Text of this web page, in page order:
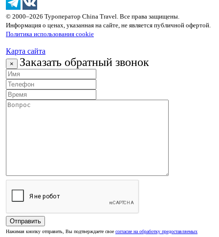
© 2000–2026 Туроператор China Travel. Все права защищены.
Информация о ценах, указанная на сайте, не является публичной офертой.
Политика использования cookie
Карта сайта
× Заказать обратный звонок
Нажимая кнопку отправить, Вы подтверждаете свое согласие на обработку предоставляемых